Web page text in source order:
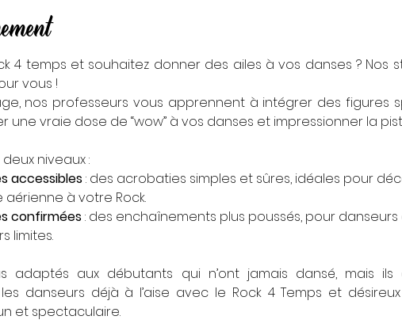
4 temps et souhaitez donner des ailes à vos danses ? Nos
vous !
nos professeurs vous apprennent à intégrer des figures
une vraie dose de “wow” à vos danses et impressionner la
niveaux :
accessibles : des acrobaties simples et sûres, idéales pour
à votre Rock.
confirmées : des enchaînements plus poussés, pour
limites.
adaptés aux débutants qui n’ont jamais dansé, mais ils
danseurs déjà à l’aise avec le Rock 4 Temps et
et spectaculaire.